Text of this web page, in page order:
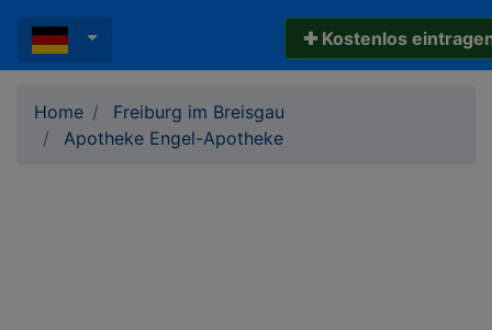
✚ Kostenlos
Home
Freiburg im Breisgau
Apotheke Engel-Apotheke